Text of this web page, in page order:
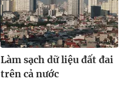
Làm sạch dữ liệu đất đai
trên cả nước